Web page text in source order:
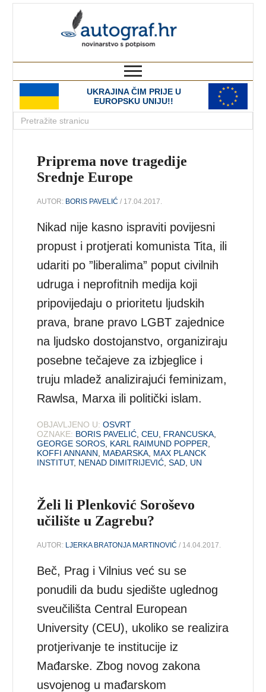
UKRAJINA ČIM PRIJE U
EUROPSKU UNIJU!!
Priprema nove tragedije
Srednje Europe
AUTOR: BORIS PAVELIĆ / 17.04.2017.
Nikad nije kasno ispraviti povijesni
propust i protjerati komunista Tita, ili
udariti po ”liberalima” poput civilnih
udruga i neprofitnih medija koji
pripovijedaju o prioritetu ljudskih
prava, brane pravo LGBT zajednice
na ljudsko dostojanstvo, organiziraju
posebne tečajeve za izbjeglice i
truju mladež analizirajući feminizam,
Rawlsa, Marxa ili politički islam.
OBJAVLJENO U: OSVRT
OZNAKE: BORIS PAVELIĆ ,CEU FRANCUSKA
GEORGE SOROS KARL RAIMUND POPPER
KOFFI ANNANN
MAĐARSKA MAX PLANCK
INSTITUT, NENAD DIMITRIJEVIĆ ,SAD UN
Želi li Plenković Soroševo
učilište u Zagrebu?
AUTOR: LJERKA BRATONJA MARTINOVIĆ / 14.04.2017.
Beč, Prag i Vilnius već su se
ponudili da budu sjedište uglednog
sveučilišta Central European
University (CEU), ukoliko se realizira
protjerivanje te institucije iz
Mađarske. Zbog novog zakona
usvojenog u mađarskom